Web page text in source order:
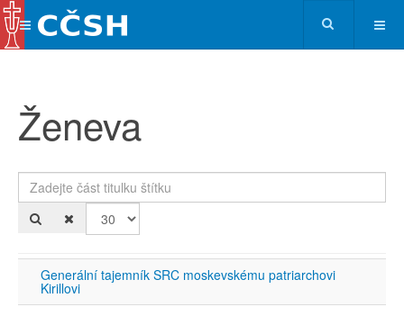
Ženeva
Zadejte část titulku štítku
Generální tajemník SRC moskevskému patriarchovi
Kirillovi